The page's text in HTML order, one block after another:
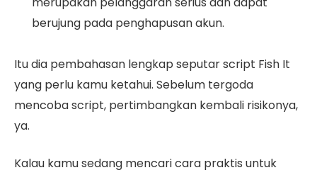
berujung pada penghapusan akun.
Itu dia pembahasan lengkap seputar script Fish It
yang perlu kamu ketahui. Sebelum tergoda
mencoba script, pertimbangkan kembali risikonya,
ya.
Kalau kamu sedang mencari cara praktis untuk